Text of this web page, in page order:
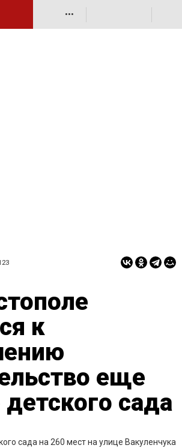
•••
к
еще
сада
сада на 260 мест на улице Вакуленчука